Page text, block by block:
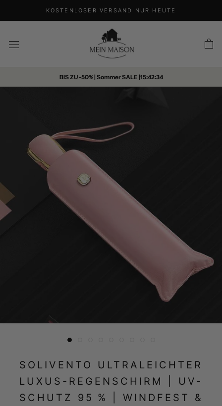
KOSTENLOSER VERSAND NUR HEUTE
BIS ZU -50% | Sommer SALE |15:42:33
SOLIVENTO ULTRALEICHTER
LUXUS-REGENSCHIRM | UV-
SCHUTZ 95 % | WINDFEST &